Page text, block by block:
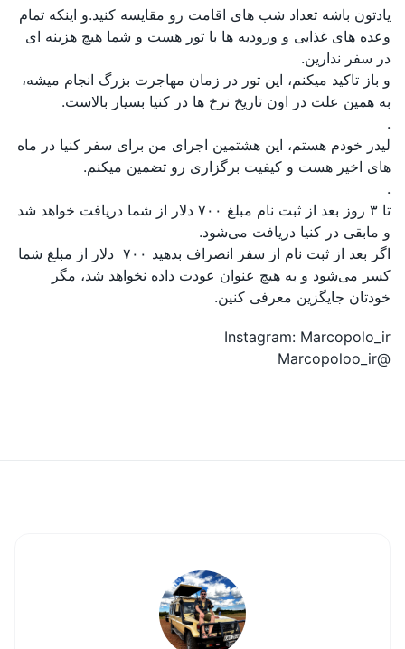
یادتون باشه تعداد شب های اقامت رو مقایسه کنید.و اینکه تمام
وعده های غذایی و ورودیه ها با تور هست و شما هیچ هزینه ای
در سفر ندارین.
و باز تاکید میکنم، این تور در زمان مهاجرت بزرگ انجام میشه،
به همین علت در اون تاریخ نرخ ها در کنیا بسیار بالاست.
.
لیدر خودم هستم، این هشتمین اجرای من برای سفر کنیا در ماه
های اخیر هست و کیفیت برگزاری رو تضمین میکنم.
.
تا ۳ روز بعد از ثبت نام مبلغ ۷۰۰ دلار از شما دریافت خواهد شد
و مابقی در کنیا دریافت می‌شود.
اگر بعد از ثبت نام از سفر انصراف بدهید ۷۰۰ دلار از مبلغ شما
کسر می‌شود و به هیچ عنوان عودت داده نخواهد شد، مگر
خودتان جایگزین معرفی کنین.
Instagram: Marcopolo_ir
@Marcopoloo_ir